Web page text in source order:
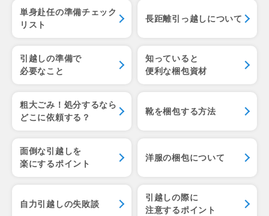
単身赴任の準備チェック
リスト
長距離引っ越しについて
引越しの準備で
必要なこと
知っていると
便利な梱包資材
粗大ごみ！処分するなら
どこに依頼する？
靴を梱包する方法
面倒な引越しを
楽にするポイント
洋服の梱包について
自力引越しの失敗談
引越しの際に
注意するポイント